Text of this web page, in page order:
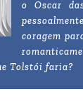
o Oscar
coragem
Tolstói faria?